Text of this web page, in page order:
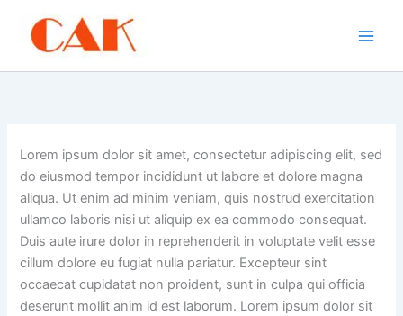
content
Lorem ipsum dolor sit amet, consectetur adipiscing elit, sed
do eiusmod tempor incididunt ut labore et dolore magna
aliqua. Ut enim ad minim veniam, quis nostrud exercitation
ullamco laboris nisi ut aliquip ex ea commodo consequat.
Duis aute irure dolor in reprehenderit in voluptate velit esse
cillum dolore eu fugiat nulla pariatur. Excepteur sint
occaecat cupidatat non proident, sunt in culpa qui officia
deserunt mollit anim id est laborum. Lorem ipsum dolor sit